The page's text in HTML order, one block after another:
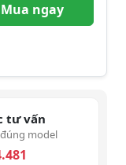
ngay
tư vấn
model